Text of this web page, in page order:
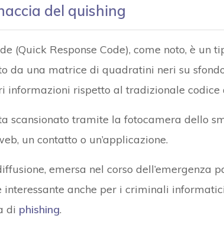
del quishing
(Quick Response Code), come noto, è un
da una matrice di quadratini neri su
informazioni rispetto al tradizionale codice
scansionato tramite la fotocamera dello
un contatto o un’applicazione.
emersa nel corso dell’emergenza
interessante anche per i criminali
di phishing.